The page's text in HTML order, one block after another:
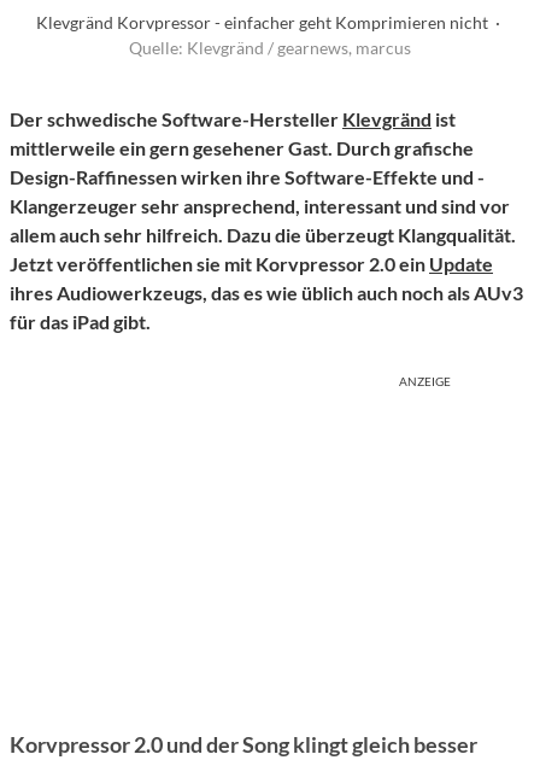
Klevgränd Korvpressor - einfacher geht Komprimieren nicht ·
Quelle: Klevgränd / gearnews, marcus
Der schwedische Software-Hersteller Klevgränd ist
mittlerweile ein gern gesehener Gast. Durch grafische
Design-Raffinessen wirken ihre Software-Effekte und -
Klangerzeuger sehr ansprechend, interessant und sind vor
allem auch sehr hilfreich. Dazu die überzeugt Klangqualität.
Jetzt veröffentlichen sie mit Korvpressor 2.0 ein Update
ihres Audiowerkzeugs, das es wie üblich auch noch als AUv3
für das iPad gibt.
ANZEIGE
Korvpressor 2.0 und der Song klingt gleich besser